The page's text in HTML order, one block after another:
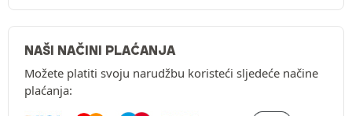
NAŠI NAČINI PLAĆANJA
Možete platiti svoju narudžbu koristeći sljedeće načine
plaćanja: